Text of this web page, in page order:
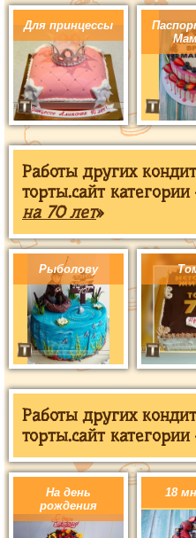
Для принцессы
Работы других
торты.сайт категории
на 70 лет»
Рыболову
Работы других
торты.сайт категории
На день
рождения
18